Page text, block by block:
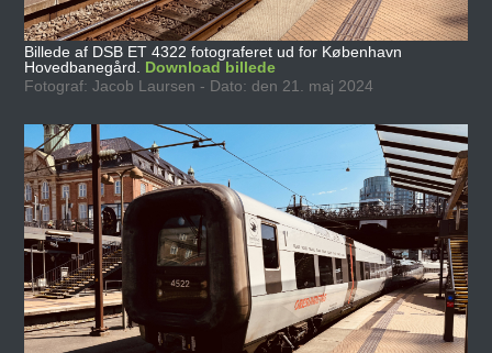
Billede af DSB ET 4322 fotograferet ud for København
Hovedbanegård. Download billede
Fotograf: Jacob Laursen - Dato: den 21. maj 2024